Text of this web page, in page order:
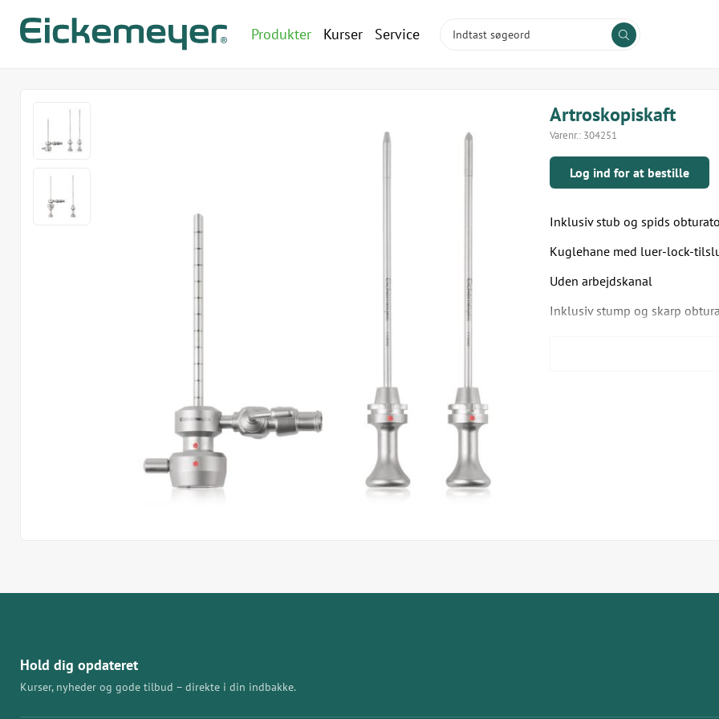
Produkter Kurser Service
Artroskopiskaft
Varenr.: 304251
Log ind for at bestille
Inklusiv stub og spids
Kuglehane med luer-lock-
Uden arbejdskanal
Inklusiv stump og skarp
Hold dig opdateret
Kurser, nyheder og gode tilbud – direkte i din indbakke.